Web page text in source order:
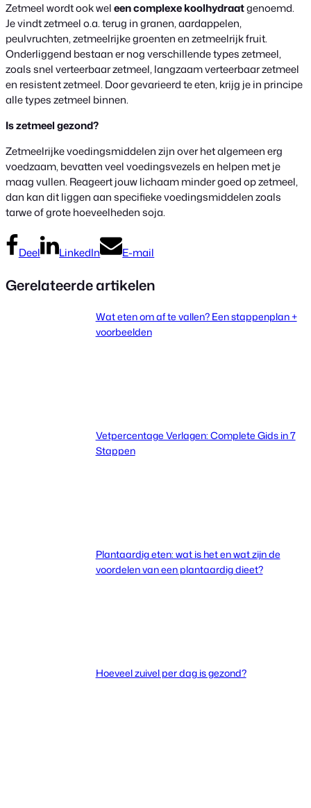
Zetmeel wordt ook weleen complexe koolhydraatgenoemd.
Je vindt zetmeel o.a. terug in granen, aardappelen,
peulvruchten, zetmeelrijke groenten en zetmeelrijk fruit.
Onderliggend bestaan er nog verschillende types zetmeel,
zoals snel verteerbaar zetmeel, langzaam verteerbaar zetmeel
en resistent zetmeel. Door gevarieerd te eten, krijg je in principe
alle types zetmeel binnen.
Is zetmeel gezond?
Zetmeelrijke voedingsmiddelen zijn over het algemeen erg
voedzaam, bevatten veel voedingsvezels en helpen met je
maag vullen. Reageert jouw lichaam minder goed op zetmeel,
dan kan dit liggen aan specifieke voedingsmiddelen zoals
tarwe of grote hoeveelheden soja.
Deel LinkedIn E-mail
Gerelateerde artikelen
Wat eten om af te vallen? Een stappenplan +
voorbeelden
Vetpercentage Verlagen: Complete Gids in 7
Stappen
Plantaardig eten: wat is het en wat zijn de
voordelen van een plantaardig dieet?
Hoeveel zuivel per dag is gezond?